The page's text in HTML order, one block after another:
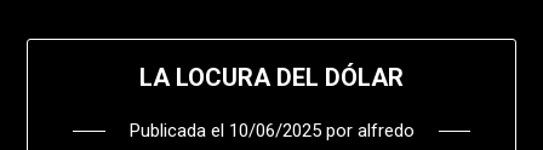
LA LOCURA DEL DÓLAR
Publicada el 10/06/2025por alfredo